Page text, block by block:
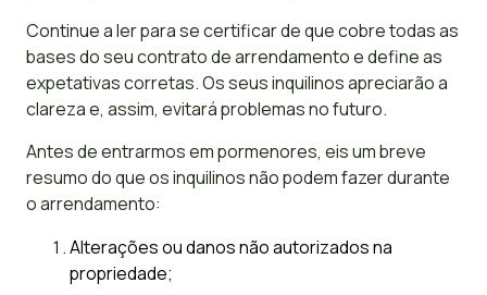
Continue a ler para se certificar de que cobre todas as
bases do seu contrato de arrendamento e define as
expetativas corretas. Os seus inquilinos apreciarão a
clareza e, assim, evitará problemas no futuro.
Antes de entrarmos em pormenores, eis um breve
resumo do que os inquilinos não podem fazer durante
o arrendamento:
Alterações ou danos não autorizados na
propriedade;